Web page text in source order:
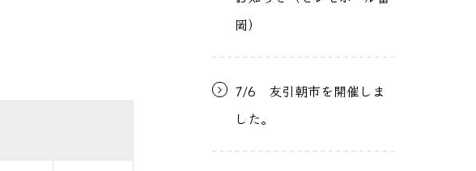
岡）
7/6 友引朝市を開催しま
した。